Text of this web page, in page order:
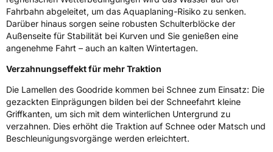
EU Label
EffizienzC
Rollgeräusch (Klasse)B
Rollgeräusch (dB)72
Fahrzeugklasse
Fahrbahn abgeleitet, um das Aquaplaning-Risiko zu senken.
Darüber hinaus sorgen seine robusten Schulterblöcke der
Außenseite für Stabilität bei Kurven und Sie genießen eine
angenehme Fahrt – auch an kalten Wintertagen.
Verzahnungseffekt für mehr Traktion
Die Lamellen des Goodride kommen bei Schnee zum Einsatz: Die
gezackten Einprägungen bilden bei der Schneefahrt kleine
Griffkanten, um sich mit dem winterlichen Untergrund zu
verzahnen. Dies erhöht die Traktion auf Schnee oder Matsch und
Beschleunigungsvorgänge werden erleichtert.